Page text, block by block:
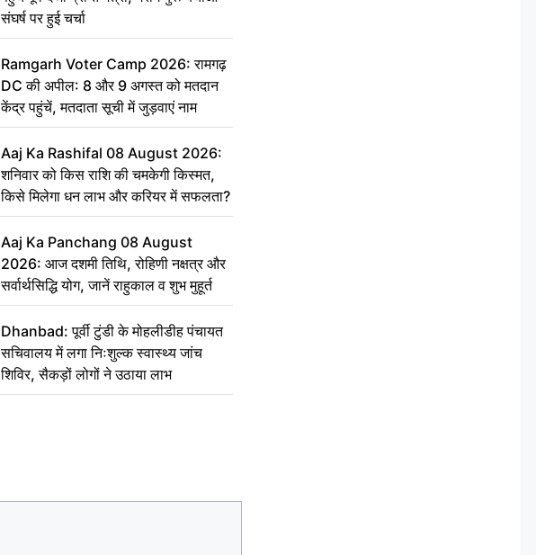
संघर्ष पर हुई चर्चा
Ramgarh Voter Camp 2026: रामगढ़
DC की अपील: 8 और 9 अगस्त को मतदान
केंद्र पहुंचें, मतदाता सूची में जुड़वाएं नाम
Aaj Ka Rashifal 08 August 2026:
शनिवार को किस राशि की चमकेगी किस्मत,
किसे मिलेगा धन लाभ और करियर में सफलता?
Aaj Ka Panchang 08 August
2026: आज दशमी तिथि, रोहिणी नक्षत्र और
सर्वार्थसिद्धि योग, जानें राहुकाल व शुभ मुहूर्त
Dhanbad: पूर्वी टुंडी के मोहलीडीह पंचायत
सचिवालय में लगा निःशुल्क स्वास्थ्य जांच
शिविर, सैकड़ों लोगों ने उठाया लाभ